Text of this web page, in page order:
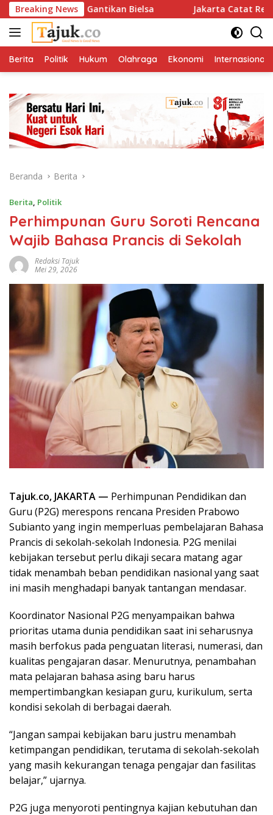
Langsung
ke
konten
Breaking News
Uruguay Gantikan Bielsa Jakarta Catat Realisasasi
Berita Politik Hukum Olahraga Ekonomi Internasional
Beranda Berita
Berita, Politik
Perhimpunan Guru Soroti Rencana
Wajib Bahasa Prancis di Sekolah
Redaksi Tajuk
Mei 29, 2026
Tajuk.co, JAKARTA — Perhimpunan Pendidikan dan
Guru (P2G) merespons rencana Presiden Prabowo
Subianto yang ingin memperluas pembelajaran Bahasa
Prancis di sekolah-sekolah Indonesia. P2G menilai
kebijakan tersebut perlu dikaji secara matang agar
tidak menambah beban pendidikan nasional yang saat
ini masih menghadapi banyak tantangan mendasar.
Koordinator Nasional P2G menyampaikan bahwa
prioritas utama dunia pendidikan saat ini seharusnya
masih berfokus pada penguatan literasi, numerasi, dan
kualitas pengajaran dasar. Menurutnya, penambahan
mata pelajaran bahasa asing baru harus
mempertimbangkan kesiapan guru, kurikulum, serta
kondisi sekolah di berbagai daerah.
“Jangan sampai kebijakan baru justru menambah
ketimpangan pendidikan, terutama di sekolah-sekolah
yang masih kekurangan tenaga pengajar dan fasilitas
belajar,” ujarnya.
P2G juga menyoroti pentingnya kajian kebutuhan dan